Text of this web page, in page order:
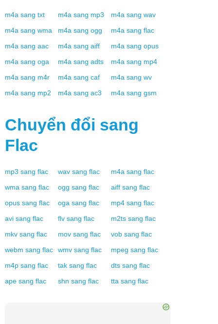
m4a sang txt m4a sang mp3 m4a sang wav
m4a sang wma m4a sang ogg m4a sang flac
m4a sang aac m4a sang aiff m4a sang opus
m4a sang oga m4a sang adts m4a sang mp4
m4a sang m4r m4a sang caf m4a sang wv
m4a sang mp2 m4a sang ac3 m4a sang gsm
Chuyển đổi sang
Flac
mp3 sang flac wav sang flac m4a sang flac
wma sang flac ogg sang flac aiff sang flac
opus sang flac oga sang flac mp4 sang flac
avi sang flac flv sang flac m2ts sang flac
mkv sang flac mov sang flac vob sang flac
webm sang flac wmv sang flac mpeg sang flac
m4p sang flac tak sang flac dts sang flac
ape sang flac shn sang flac tta sang flac